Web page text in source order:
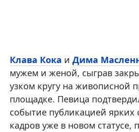
Клава Кока и Дима
мужем и женой, сыграв
узком кругу на живописной
площадке. Певица
событие публикацией ярких
кадров уже в новом статусе,